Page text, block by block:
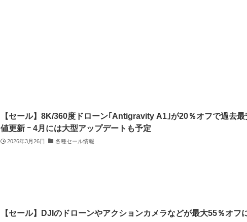
【セール】8K/360度ドローン｢Antigravity A1｣が20％オフで過去最
値更新 ｰ 4月には大型アップデートも予定
2026年3月26日 各種セール情報
【セール】DJIのドローンやアクションカメラなどが最大55％オフ